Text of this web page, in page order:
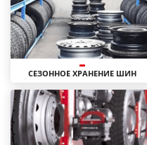
СЕЗОННОЕ ХРАНЕНИЕ ШИН